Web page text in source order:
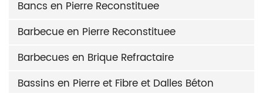
Bancs en Pierre Reconstituee
Barbecue en Pierre Reconstituee
Barbecues en Brique Refractaire
Bassins en Pierre et Fibre et Dalles Béton